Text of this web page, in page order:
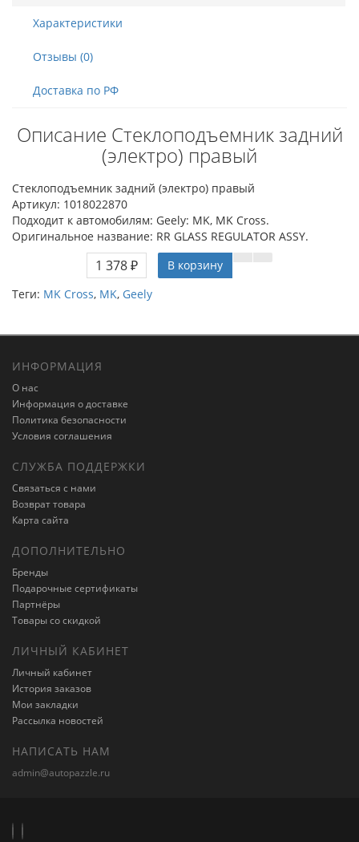
Характеристики
Отзывы (0)
Доставка по РФ
Описание Стеклоподъемник задний
(электро) правый
Стеклоподъемник задний (электро) правый
Артикул: 1018022870
Подходит к автомобилям: Geely: MK, MK Cross.
Оригинальное название: RR GLASS REGULATOR ASSY.
1 378 ₽
В корзину
Теги: MK Cross, MK, Geely
ИНФОРМАЦИЯ
О нас
Информация о доставке
Политика безопасности
Условия соглашения
СЛУЖБА ПОДДЕРЖКИ
Связаться с нами
Возврат товара
Карта сайта
ДОПОЛНИТЕЛЬНО
Бренды
Подарочные сертификаты
Партнёры
Товары со скидкой
ЛИЧНЫЙ КАБИНЕТ
Личный кабинет
История заказов
Мои закладки
Рассылка новостей
НАПИСАТЬ НАМ
admin@autopazzle.ru